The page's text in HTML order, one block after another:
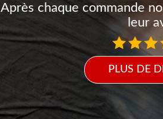
Après chaque commande
leur
PLUS DE